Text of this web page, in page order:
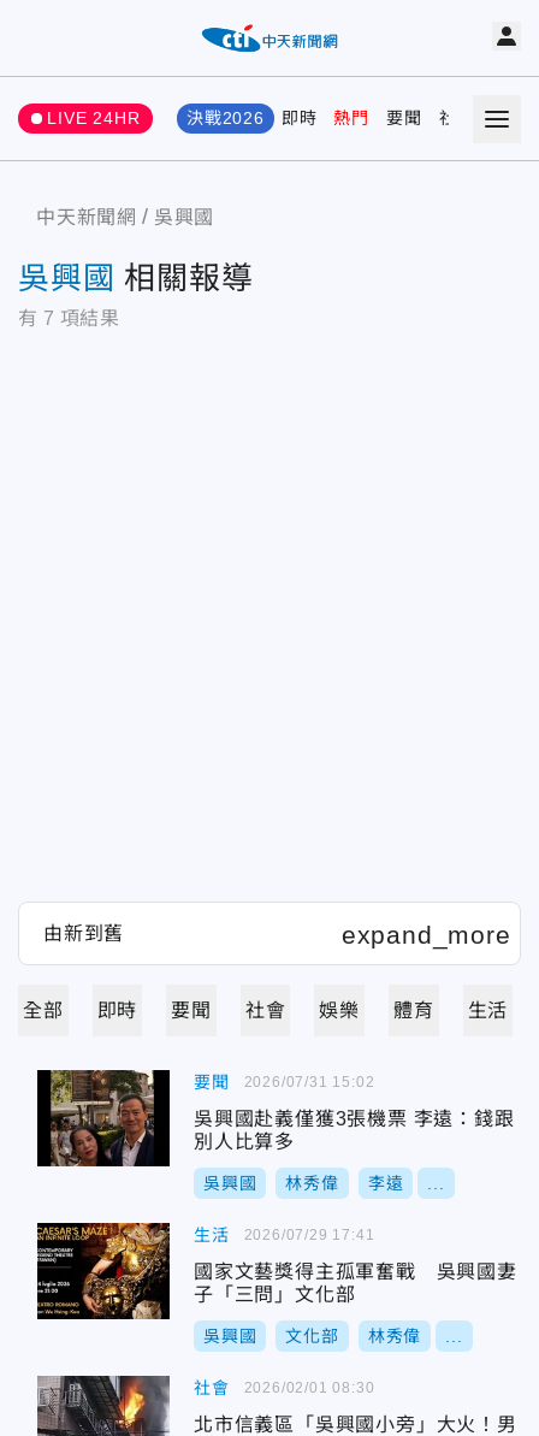
LIVE 24HR 決戰2026 即時 熱門 要聞 社會 娛樂
中天新聞網 吳興國
吳興國 相關報導
有 7 項結果
全部 即時 要聞 社會 娛樂 體育 生活
要聞
吳興國赴義僅獲3張機票 李遠：錢跟
別人比算多
吳興國 林秀偉 李遠
2026/07/31 15:02
生活
國家文藝獎得主孤軍奮戰 吳興國妻
子「三問」文化部
吳興國 文化部 林秀偉
2026/07/29 17:41
社會
北市信義區「吳興國小旁」大火！男
2026/02/01 08:30